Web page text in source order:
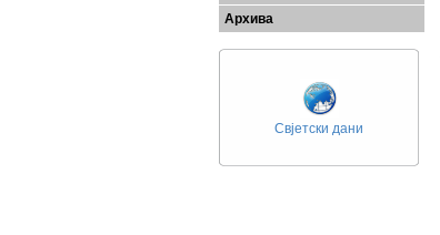
Архива
Свјетски дани